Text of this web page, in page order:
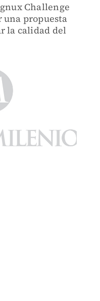
Challenge
una propuesta
la calidad del